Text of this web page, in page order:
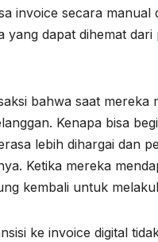
invoice secara
yang dapat dihemat
bahwa saat
Kenapa bisa
lebih dihargai dan
Ketika mereka
kembali untuk
ke invoice digital